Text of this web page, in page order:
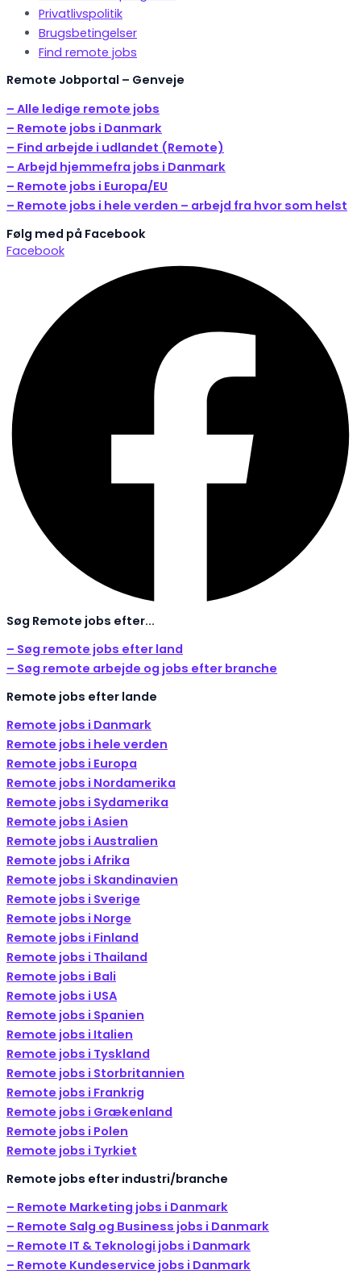
Privatlivspolitik
Brugsbetingelser
Find remote jobs
Remote Jobportal – Genveje
– Alle ledige remote jobs
– Remote jobs i Danmark
– Find arbejde i udlandet (Remote)
– Arbejd hjemmefra jobs i Danmark
– Remote jobs i Europa/EU
– Remote jobs i hele verden – arbejd fra hvor som helst
Følg med på Facebook
Facebook
Søg Remote jobs efter...
– Søg remote jobs efter land
– Søg remote arbejde og jobs efter branche
Remote jobs efter lande
Remote jobs i Danmark
Remote jobs i hele verden
Remote jobs i Europa
Remote jobs i Nordamerika
Remote jobs i Sydamerika
Remote jobs i Asien
Remote jobs i Australien
Remote jobs i Afrika
Remote jobs i Skandinavien
Remote jobs i Sverige
Remote jobs i Norge
Remote jobs i Finland
Remote jobs i Thailand
Remote jobs i Bali
Remote jobs i USA
Remote jobs i Spanien
Remote jobs i Italien
Remote jobs i Tyskland
Remote jobs i Storbritannien
Remote jobs i Frankrig
Remote jobs i Grækenland
Remote jobs i Polen
Remote jobs i Tyrkiet
Remote jobs efter industri/branche
– Remote Marketing jobs i Danmark
– Remote Salg og Business jobs i Danmark
– Remote IT & Teknologi jobs i Danmark
– Remote Kundeservice jobs i Danmark